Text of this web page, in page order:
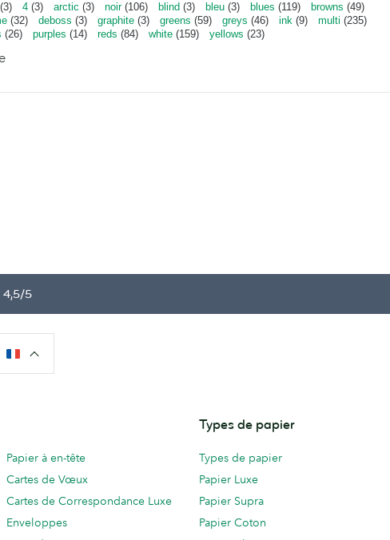
(3) 4 (3) arctic (3) noir(106) blind (3) bleu (3) blues (119) browns (49)
(32) deboss (3) graphite (3) greens (59) greys (46) ink (9) multi (235)
(26) purples (14) reds (84) white (159) yellows (23)
4,5/5
Papier à en-tête
Cartes de Vœux
Cartes de Correspondance Luxe
Enveloppes
Types de papier
Types de papier
Papier Luxe
Papier Supra
Papier Coton